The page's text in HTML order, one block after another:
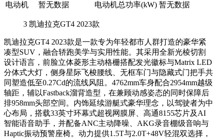
电动机
暂无数据 电动机总功率(kW) 暂无数据
3 凯迪拉克GT4 2023款
凯迪拉克GT4 2023款是一款专为年轻都市人群打造的豪华紧
凑型SUV，融合轿跑美学与实用性能。其采用全新光棱切割
设计语言，前脸立体菱形主动格栅搭配发光徽标与Matrix LED
分体式大灯，侧身星际飞梭腰线、无框车门与隐藏式门把手共
同塑造低至0.27Cd的流线风阻。4762mm车身配合2954mm越级
轴距，辅以Fastback溜背造型，在兼顾动感姿态的同时保障后
排958mm头部空间。内饰延续游艇式豪华理念，以驾驶者为中
心布局，搭载33英寸环幕式超视网膜屏、高通8155芯片及AI
智能语音助手，并配备ANC主动降噪、AKG录音棚级音响与
Haptic振动预警座椅。动力提供1.5T与2.0T+48V轻混双选择，